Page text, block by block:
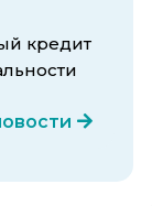
кредит